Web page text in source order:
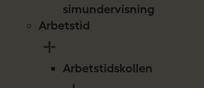
simundervisning
Arbetstid
Arbetstidskollen